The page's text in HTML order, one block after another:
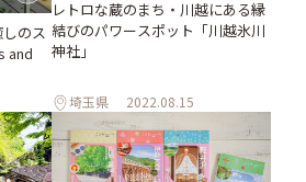
のス
and
レトロな蔵のまち・川越にある縁
結びのパワースポット「川越氷川
神社」
埼玉県 2022.08.15